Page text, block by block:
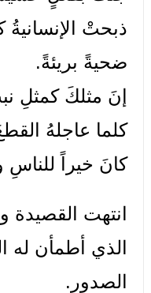
ذبحتْ
ضحيةً بريئةً.
إنَ مثلكَ كمثلِ
كلما عاجلهُ
كانَ خيراً للناسِ
انتهت القصيدة
الذي أطمأن له
الصدور.